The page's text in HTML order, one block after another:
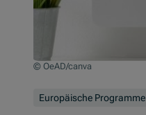
© OeAD/canva
Europäische Programme